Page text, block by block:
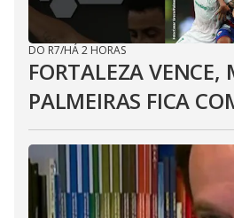
DO R7/HÁ 2 HORAS
FORTALEZA VENCE,
PALMEIRAS FICA